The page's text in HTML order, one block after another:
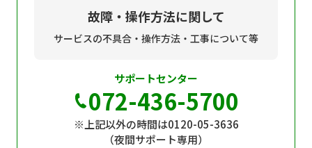
故障・操作方法に関して
サービスの不具合・操作方法・工事について等
サポートセンター
072-436-5700
※上記以外の時間は0120-05-3636
（夜間サポート専用）